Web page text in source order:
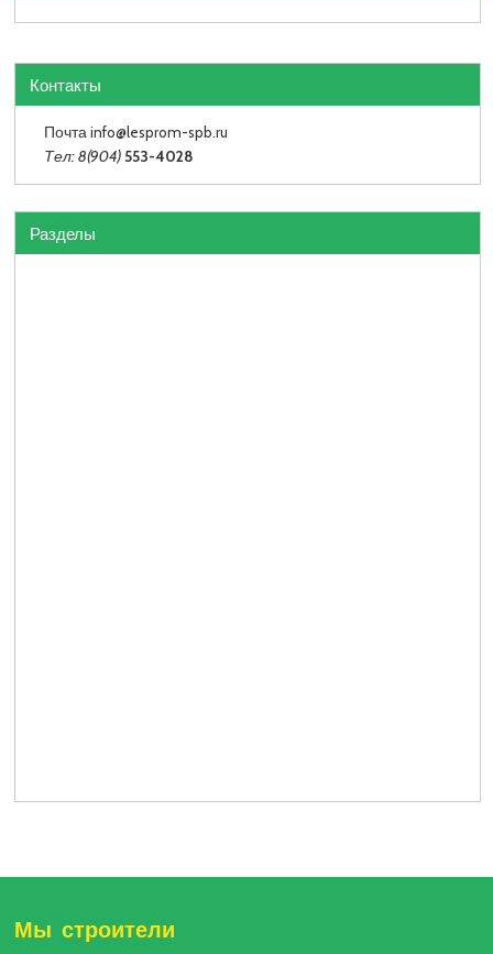
Контакты
Почта info@lesprom-spb.ru
Тел: 8(904) 553-4028
Разделы
Мы строители